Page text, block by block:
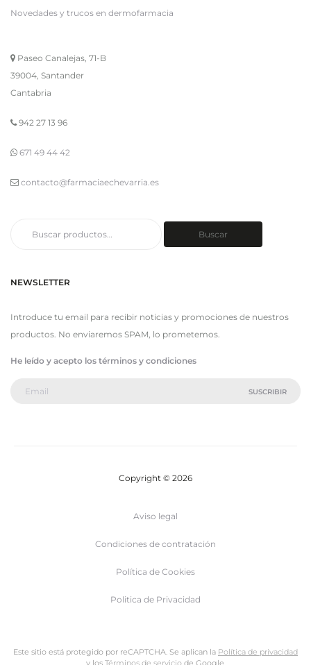
Novedades y trucos en dermofarmacia
Paseo Canalejas, 71-B
39004, Santander
Cantabria
942 27 13 96
671 49 44 42
contacto@farmaciaechevarria.es
Buscar
NEWSLETTER
Introduce tu email para recibir noticias y promociones de nuestros
productos. No enviaremos SPAM, lo prometemos.
He leído y acepto los términos y condiciones
Copyright © 2026
Aviso legal
Condiciones de contratación
Política de Cookies
Politica de Privacidad
Este sitio está protegido por reCAPTCHA. Se aplican la Política de privacidad